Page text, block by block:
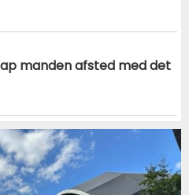
manden afsted med det